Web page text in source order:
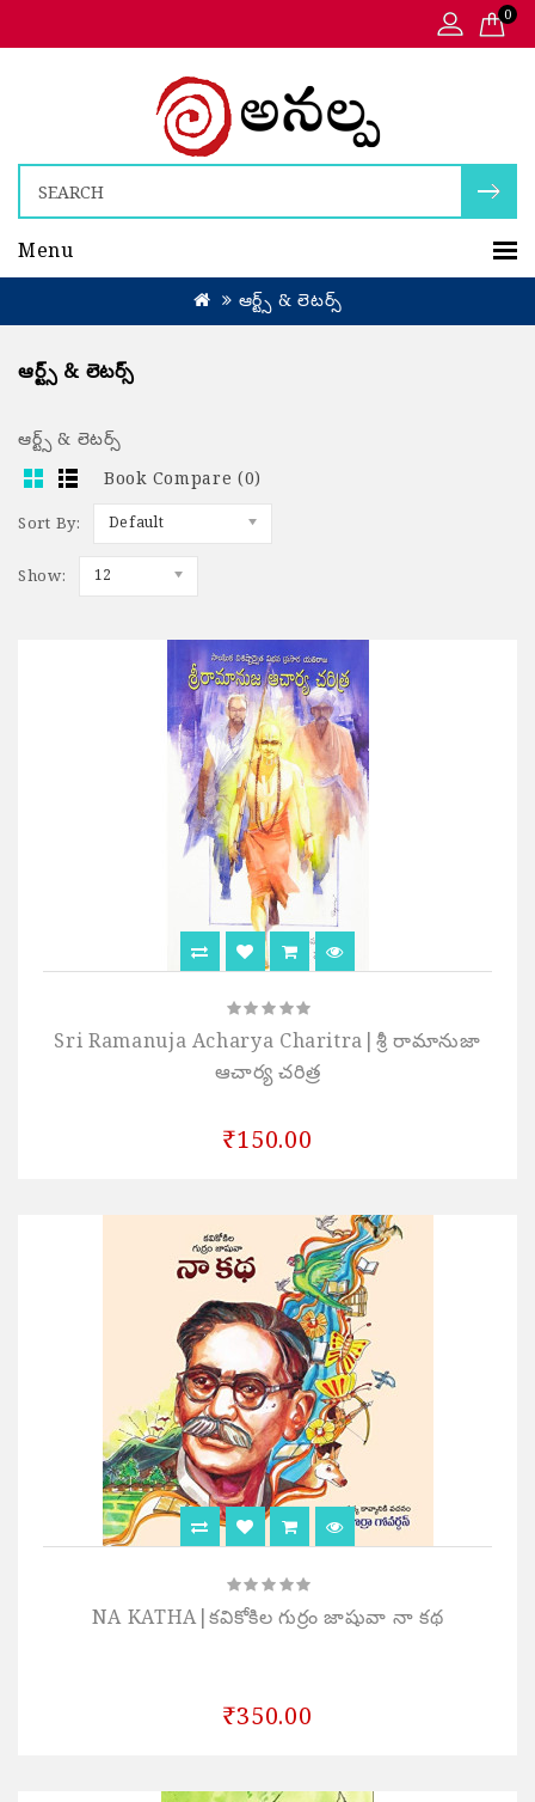
0
Menu
ఆర్ట్స్ & లెటర్స్
ఆర్ట్స్ & లెటర్స్
ఆర్ట్స్ & లెటర్స్
Book Compare (0)
Sort By: Default
Show: 12
Sri Ramanuja Acharya Charitra|శ్రీ రామానుజా
ఆచార్య చరిత్ర
₹150.00
NA KATHA|కవికోకిల గుర్రం జాషువా నా కథ
₹350.00